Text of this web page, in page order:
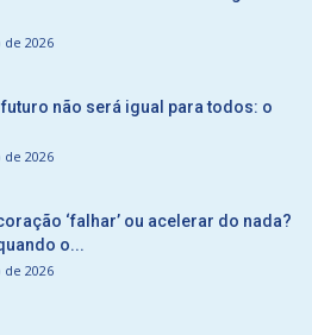
de 2026
não será igual para todos: o
de 2026
‘falhar’ ou acelerar do nada?
o...
de 2026